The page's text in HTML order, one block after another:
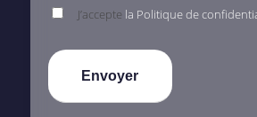
J’accepte la Politique de